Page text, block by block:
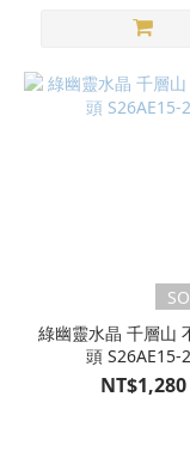
綠幽靈水晶 千層山
頭 S26AE15-
NT$1,280